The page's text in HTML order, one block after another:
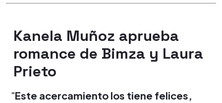
Kanela Muñoz aprueba
romance de Bimza y Laura
Prieto
"Este acercamiento los tiene felices,